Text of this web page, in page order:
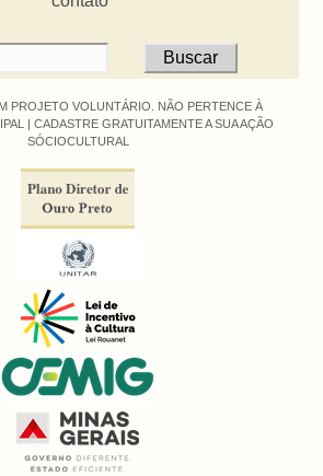
PROJETO VOLUNTÁRIO. NÃO PERTENCE À
| CADASTRE GRATUITAMENTE A SUA AÇÃO
SÓCIOCULTURAL